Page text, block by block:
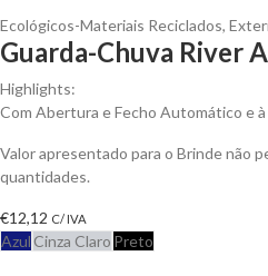
Ecológicos-Materiais Reciclados,
Guarda-Chuva River
Highlights:
Com Abertura e Fecho Automático e
Valor apresentado para o Brinde não
quantidades.
€12,12 C/ IVA
Azul Cinza Claro Preto